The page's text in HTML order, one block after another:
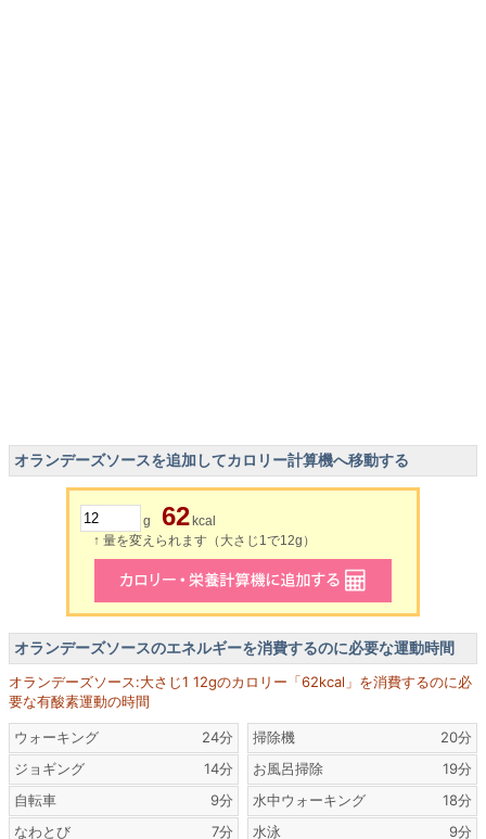
オランデーズソースを追加してカロリー計算機へ移動する
g 62 kcal
↑ 量を変えられます（大さじ1で12g）
オランデーズソースのエネルギーを消費するのに必要な運動時間
オランデーズソース:大さじ1 12gのカロリー「62kcal」を消費するのに必
要な有酸素運動の時間
ウォーキング
24分
ジョギング
14分
自転車
9分
なわとび
7分
掃除機
20分
お風呂掃除
19分
水中ウォーキング
18分
水泳
9分